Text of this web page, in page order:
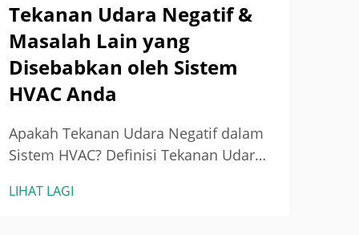
Tekanan Udara Negatif &
Masalah Lain yang
Disebabkan oleh Sistem
HVAC Anda
Apakah Tekanan Udara Negatif dalam
Sistem HVAC? Definisi Tekanan Udara
Tekanan udara negatif berlaku apabila
LIHAT LAGI